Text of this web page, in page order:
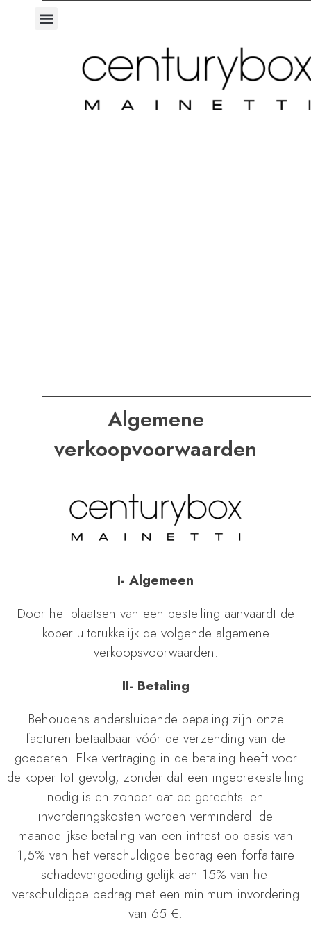
Algemene
verkoopvoorwaarden
I- Algemeen
Door het plaatsen van een bestelling aanvaardt de
koper uitdrukkelijk de volgende algemene
verkoopsvoorwaarden.
II- Betaling
Behoudens andersluidende bepaling zijn onze
facturen betaalbaar vóór de verzending van de
goederen. Elke vertraging in de betaling heeft voor
de koper tot gevolg, zonder dat een ingebrekestelling
nodig is en zonder dat de gerechts- en
invorderingskosten worden verminderd: de
maandelijkse betaling van een intrest op basis van
1,5% van het verschuldigde bedrag een forfaitaire
schadevergoeding gelijk aan 15% van het
verschuldigde bedrag met een minimum invordering
van 65 €.